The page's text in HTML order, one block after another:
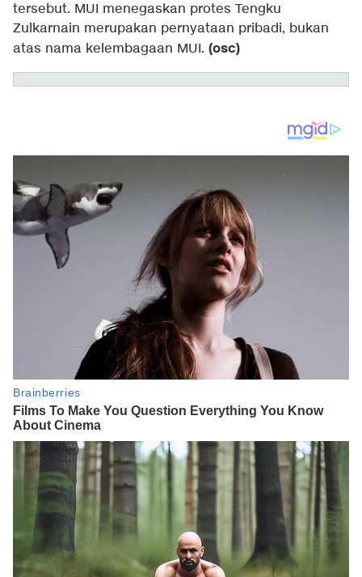
tersebut. MUI menegaskan protes Tengku
Zulkarnain merupakan pernyataan pribadi, bukan
atas nama kelembagaan MUI. (osc)